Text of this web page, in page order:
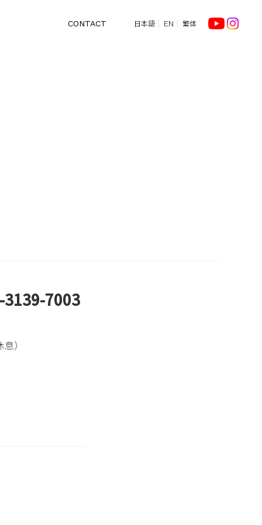
CONTACT 日本語 EN 繁体
3139-7003
）